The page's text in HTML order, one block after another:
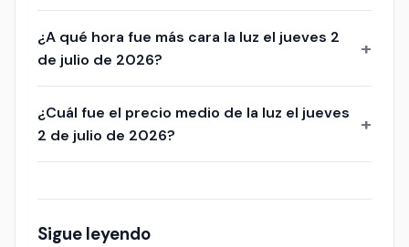
¿A qué hora fue más cara la luz el jueves 2
de julio de 2026?
¿Cuál fue el precio medio de la luz el jueves
2 de julio de 2026?
Sigue leyendo